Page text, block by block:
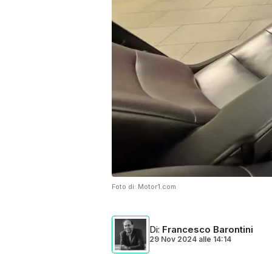
Foto di: Motor1.com
Di: Francesco Barontini
29 Nov 2024 alle 14:14